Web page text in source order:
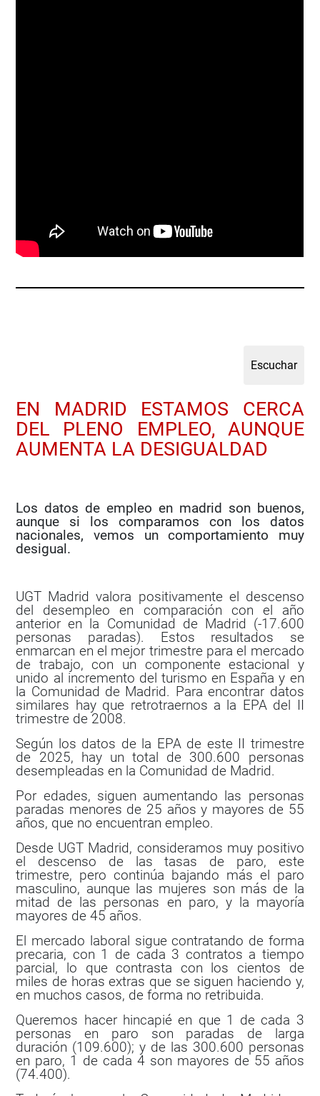
EN MADRID ESTAMOS CERCA
DEL PLENO EMPLEO, AUNQUE
AUMENTA LA DESIGUALDAD
Los datos de empleo en madrid son buenos,
aunque si los comparamos con los datos
nacionales, vemos un comportamiento muy
desigual.
UGT Madrid valora positivamente el descenso
del desempleo en comparación con el año
anterior en la Comunidad de Madrid (-17.600
personas paradas). Estos resultados se
enmarcan en el mejor trimestre para el mercado
de trabajo, con un componente estacional y
unido al incremento del turismo en España y en
la Comunidad de Madrid. Para encontrar datos
similares hay que retrotraernos a la EPA del II
trimestre de 2008.
Según los datos de la EPA de este II trimestre
de 2025, hay un total de 300.600 personas
desempleadas en la Comunidad de Madrid.
Por edades, siguen aumentando las personas
paradas menores de 25 años y mayores de 55
años, que no encuentran empleo.
Desde UGT Madrid, consideramos muy positivo
el descenso de las tasas de paro, este
trimestre, pero continúa bajando más el paro
masculino, aunque las mujeres son más de la
mitad de las personas en paro, y la mayoría
mayores de 45 años.
El mercado laboral sigue contratando de forma
precaria, con 1 de cada 3 contratos a tiempo
parcial, lo que contrasta con los cientos de
miles de horas extras que se siguen haciendo y,
en muchos casos, de forma no retribuida.
Queremos hacer hincapié en que 1 de cada 3
personas en paro son paradas de larga
duración (109.600); y de las 300.600 personas
en paro, 1 de cada 4 son mayores de 55 años
(74.400).